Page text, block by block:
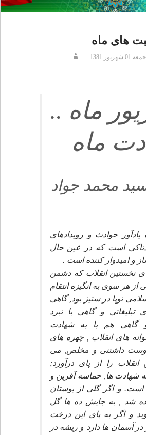
هاى ماه
ماه ..
ماه
محمد جواد
يادآور حوادث و رويدادهاى
است كه در عين حال
و اميدوار كننده است .
نخستين انقلاب كه دشمن
از هر سوى به انگيزه انتقام
نوپا در ستيز بود, گاهى
تبليغاتى و گاهى با نبرد
و گاهى هم با به شهادت
هاى انقلاب , چهره هاى
داشتنى و مخلص, مى
را از پاى درآورد;
شهادت ها, حماسه آفرين و
و اگر گلى از بوستان
شد , به جايش ده ها گل
و اگر به پاى اين درخت
در آسمان ها دارد و ريشه در